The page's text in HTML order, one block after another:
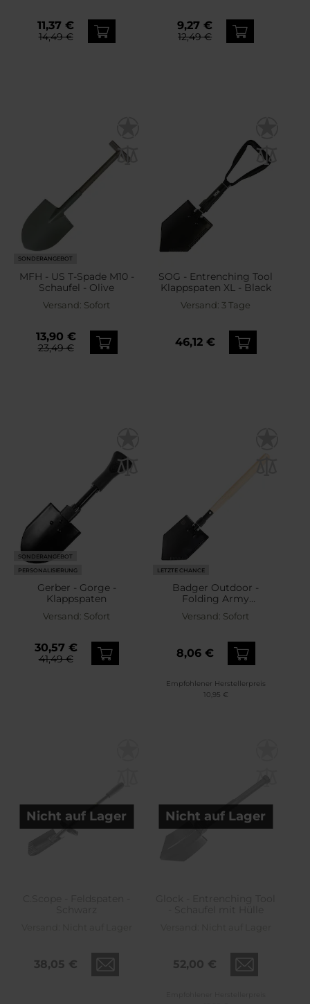
11,37 €
14,49 €
9,27 €
12,49 €
SONDERANGEBOT
MFH - US T-Spade M10 -
Schaufel - Olive
Versand: Sofort
13,90 €
23,49 €
SOG - Entrenching Tool
Klappspaten XL - Black
Versand: 3 Tage
46,12 €
SONDERANGEBOT
PERSONALISIERUNG
Gerber - Gorge -
Klappspaten
Versand: Sofort
30,57 €
41,49 €
LETZTE CHANCE
Badger Outdoor -
Folding Army
Entrenching Tool -
Klappspaten
Versand: Sofort
8,06 €
Empfohlener Herstellerpreis
10,95 €
Nicht auf Lager
38,05 €
Nicht auf Lager
52,00 €